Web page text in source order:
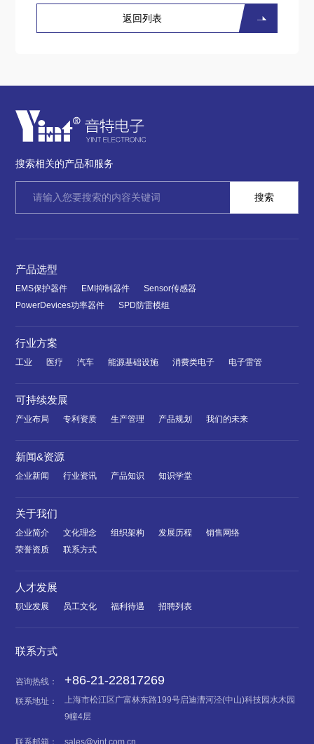
返回列表
搜索相关的产品和服务
产品选型
EMS保护器件 EMI抑制器件
Sensor传感器
PowerDevices功率器件
SPD防雷模组
行业方案
工业 医疗 汽车 能源基础设施 消费类电子 电子雷管
可持续发展
产业布局 专利资质 生产管理 产品规划 我们的未来
新闻&资源
企业新闻 行业资讯 产品知识 知识学堂
关于我们
企业简介 文化理念 组织架构 发展历程
销售网络
荣誉资质
联系方式
人才发展
职业发展 员工文化 福利待遇 招聘列表
联系方式
咨询热线： +86-21-22817269
联系地址：
上海市松江区广富林东路199号启迪漕河泾(中山)科技园水木园
9幢4层
联系邮箱： sales@yint.com.cn